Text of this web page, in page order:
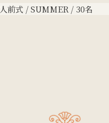
人前式 / SUMMER / 30名